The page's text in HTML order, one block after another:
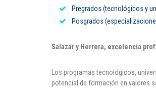
Pregrados (tecnológicos y
Posgrados
Salazar y Herrera, excelencia
Los programas tecnológicos,
potencial de formación en valores